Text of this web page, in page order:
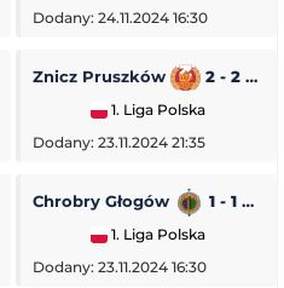
Dodany: 24.11.2024 16:30
Pogoń Siedlce
Znicz Pruszków 2 - 2
1. Liga Polska
Dodany: 23.11.2024 21:35
GKS Tychy
Chrobry Głogów 1 - 1
1. Liga Polska
Dodany: 23.11.2024 16:30